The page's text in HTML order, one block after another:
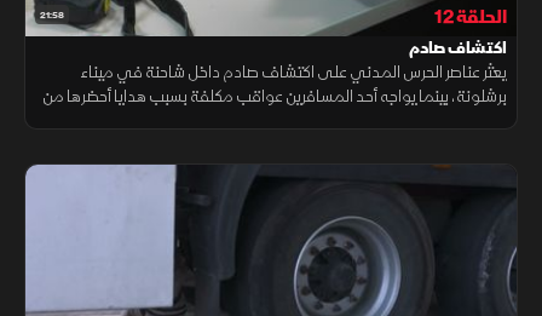
21:58 الحلقة 12
اكتشاف صادم
يعثر عناصر الحرس المدني على اكتشاف صادم داخل شاحنة في ميناء
برشلونة، بينما يواجه أحد المسافرين عواقب مكلفة بسبب هدايا أحضرها من